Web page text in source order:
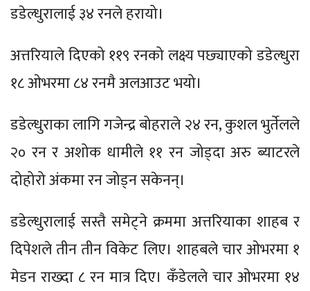
डडेल्धुरालाई ३४ रनले हरायो।
अत्तरियाले दिएको ११९ रनको लक्ष्य पछ्याएको डडेल्धुरा
१८ ओभरमा ८४ रनमै अलआउट भयो।
डडेल्धुराका लागि गजेन्द्र बोहराले २४ रन, कुशल भुर्तेलले
२० रन र अशोक धामीले ११ रन जोड्दा अरु ब्याटरले
दोहोरो अंकमा रन जोड्न सकेनन्।
डडेल्धुरालाई सस्तै समेट्ने क्रममा अत्तरियाका शाहब र
दिपेशले तीन तीन विकेट लिए। शाहबले चार ओभरमा १
मेडन राख्दा ८ रन मात्र दिए। कँडेलले चार ओभरमा १४